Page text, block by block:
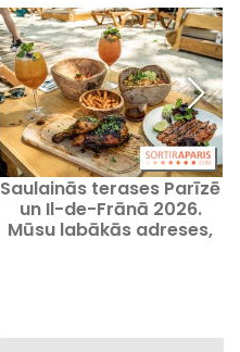
Saulainās terases Parīzē
un Il-de-Frānā 2026.
Mūsu labākās adreses,